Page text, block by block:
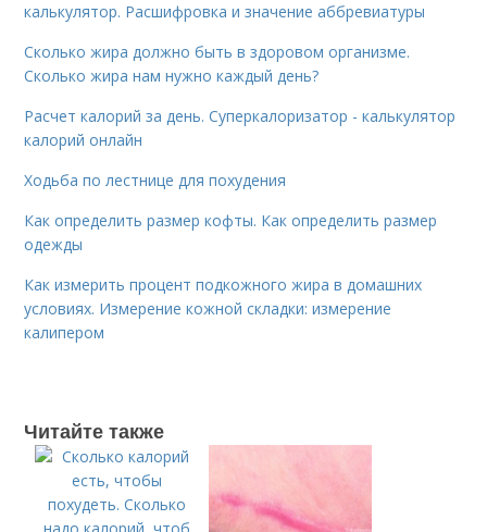
калькулятор. Расшифровка и значение аббревиатуры
Сколько жира должно быть в здоровом организме.
Сколько жира нам нужно каждый день?
Расчет калорий за день. Суперкалоризатор - калькулятор
калорий онлайн
Ходьба по лестнице для похудения
Как определить размер кофты. Как определить размер
одежды
Как измерить процент подкожного жира в домашних
условиях. Измерение кожной складки: измерение
калипером
Читайте также